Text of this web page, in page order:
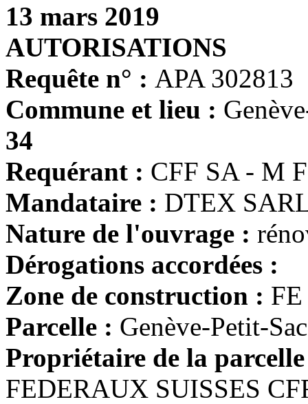
13 mars 2019
AUTORISATIONS
Requête n° : APA 302813
Commune et lieu :
34
Requérant : CFF SA - M
Mandataire : DTEX
Nature de l'ouvrage :
Dérogations accordées :
Zone de construction : FE
Parcelle : Genève-Petit-
Propriétaire de la
FEDERAUX SUISSES